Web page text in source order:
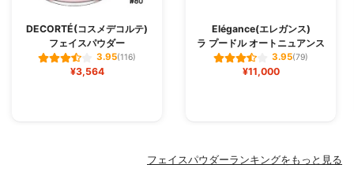
DECORTÉ(コスメデコルテ)
フェイスパウダー
3.95(116)
¥3,564
Elégance(エレガンス)
ラ プードル オートニュアンス
3.95(79)
¥11,000
フェイスパウダーランキングをもっと見る